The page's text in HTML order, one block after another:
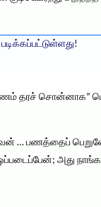
பணம் தரச்
… பணத்தைப்
அது நாங்கள்